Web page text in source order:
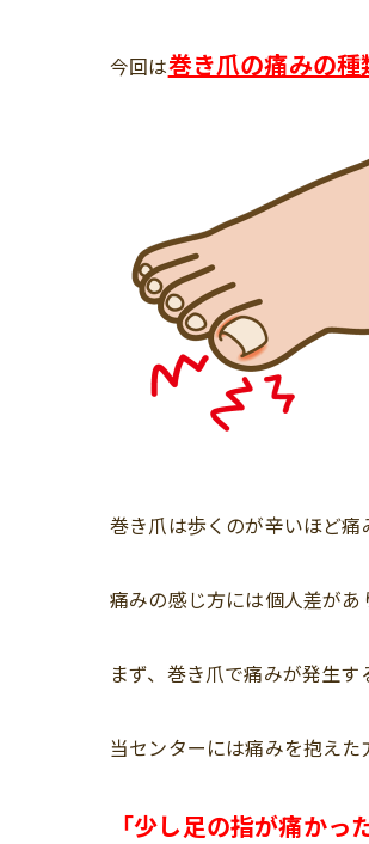
今回は巻き爪の痛みの種
巻き爪は歩くのが辛いほど痛
痛みの感じ方には個人差が
まず、巻き爪で痛みが発生
当センターには痛みを抱え
「少し足の指が痛かっ